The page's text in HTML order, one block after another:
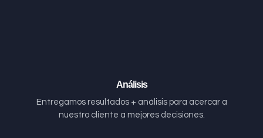
Análisis
Entregamos resultados + análisis para acercar a
nuestro cliente a mejores decisiones.